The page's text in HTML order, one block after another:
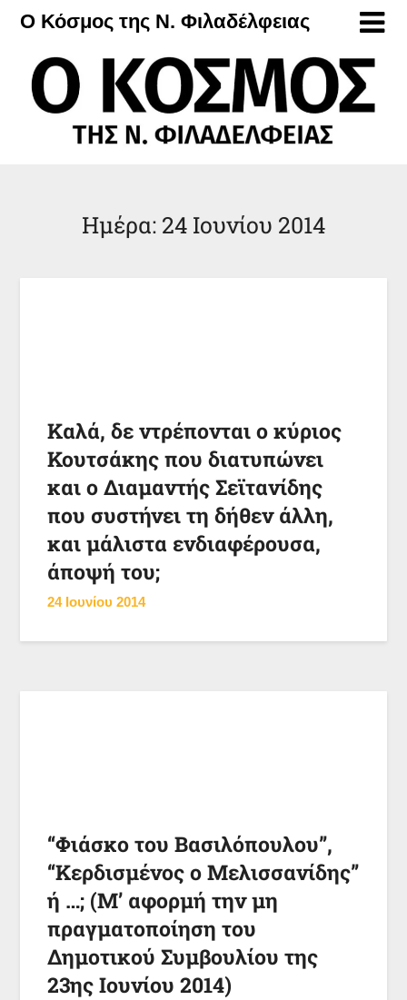
Μετάβαση
περιεχόμενο
Ο Κόσμος της Ν. Φιλαδέλφειας
Ημέρα: 24 Ιουνίου 2014
Καλά, δε ντρέπονται ο κύριος
Κουτσάκης που διατυπώνει
και ο Διαμαντής Σεϊτανίδης
που συστήνει τη δήθεν άλλη,
και μάλιστα ενδιαφέρουσα,
άποψή του;
24 Ιουνίου 2014
“Φιάσκο του Βασιλόπουλου”,
“Κερδισμένος ο Μελισσανίδης”
ή …; (Μ’ αφορμή την μη
πραγματοποίηση του
Δημοτικού Συμβουλίου της
23ης Ιουνίου 2014)